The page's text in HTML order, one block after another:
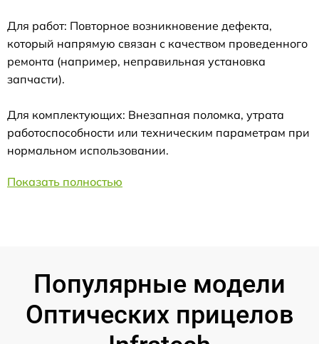
Для работ: Повторное возникновение дефекта,
который напрямую связан с качеством проведенного
ремонта (например, неправильная установка
запчасти).
Для комплектующих: Внезапная поломка, утрата
работоспособности или техническим параметрам при
нормальном использовании.
Показать полностью
Популярные модели
Оптических прицелов